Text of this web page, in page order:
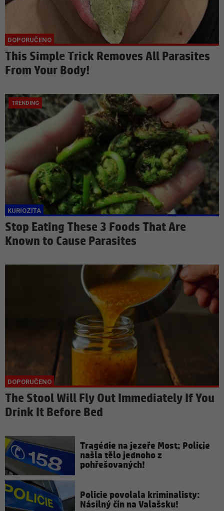
This Simple Trick Removes All Parasites
From Your Body!
Stop Eating These 3 Foods That Are
Known to Cause Parasites
The Stool Will Fly Out Immediately If You
Drink It Before Bed
Tragédie na jezeře Most: Policie
našla tělo jednoho z
pohřešovaných!
Policie povolala kriminalisty:
Násilný čin na Valašsku!